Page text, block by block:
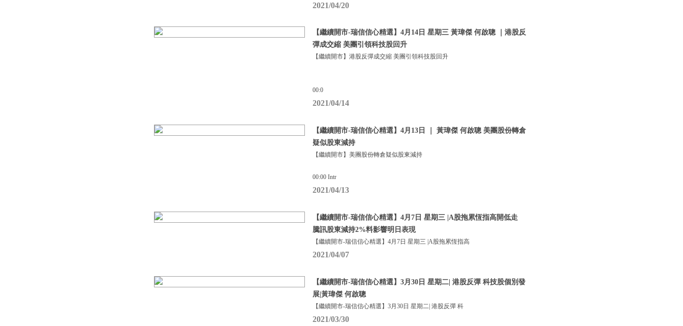
2021/04/20
【繼續開市-瑞信信心精選】4月14日 星期三 黃瑋傑 何啟聰 ｜港股反
彈成交縮 美團引領科技股回升
【繼續開市】港股反彈成交縮 美團引領科技股回升
00:0
2021/04/14
【繼續開市-瑞信信心精選】4月13日 ｜ 黃瑋傑 何啟聰 美團股份轉倉
疑似股東減持
【繼續開市】美團股份轉倉疑似股東減持
00:00 Intr
2021/04/13
【繼續開市-瑞信信心精選】4月7日 星期三 |A股拖累恆指高開低走
騰訊股東減持2%料影響明日表現
【繼續開市-瑞信信心精選】4月7日 星期三 |A股拖累恆指高
2021/04/07
【繼續開市-瑞信信心精選】3月30日 星期二| 港股反彈 科技股個別發
展|黃瑋傑 何啟聰
【繼續開市-瑞信信心精選】3月30日 星期二| 港股反彈 科
2021/03/30